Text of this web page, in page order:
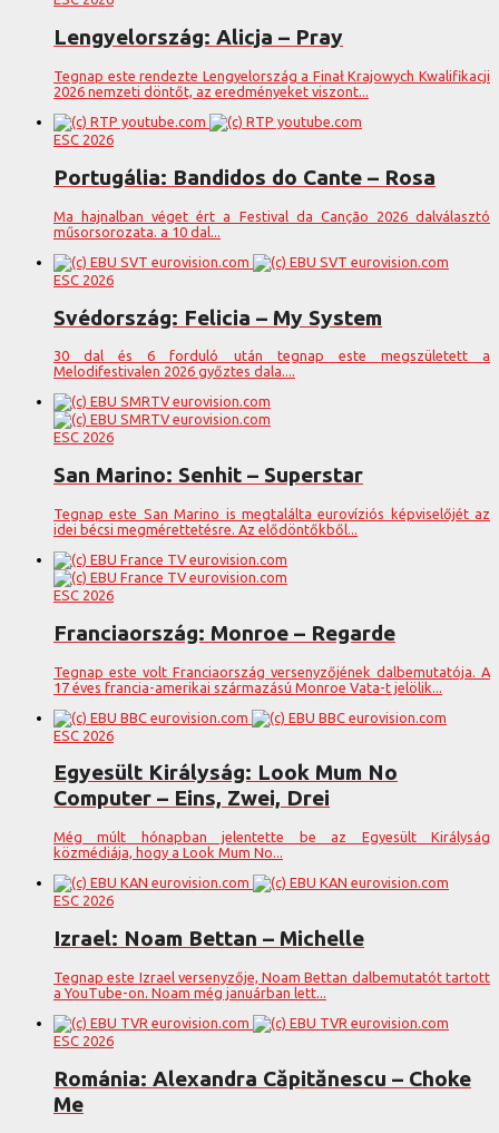
Lengyelország: Alicja – Pray
Tegnap este rendezte Lengyelország a Finał Krajowych Kwalifikacji
2026 nemzeti döntőt, az eredményeket viszont...
ESC 2026
Portugália: Bandidos do Cante – Rosa
Ma hajnalban véget ért a Festival da Canção 2026 dalválasztó
műsorsorozata. a 10 dal...
ESC 2026
Svédország: Felicia – My System
30 dal és 6 forduló után tegnap este megszületett a
Melodifestivalen 2026 győztes dala....
ESC 2026
San Marino: Senhit – Superstar
Tegnap este San Marino is megtalálta eurovíziós képviselőjét az
idei bécsi megmérettetésre. Az elődöntőkből...
ESC 2026
Franciaország: Monroe – Regarde
Tegnap este volt Franciaország versenyzőjének dalbemutatója. A
17 éves francia-amerikai származású Monroe Vata-t jelölik...
ESC 2026
Egyesült Királyság: Look Mum No
Computer – Eins, Zwei, Drei
Még múlt hónapban jelentette be az Egyesült Királyság
közmédiája, hogy a Look Mum No...
ESC 2026
Izrael: Noam Bettan – Michelle
Tegnap este Izrael versenyzője, Noam Bettan dalbemutatót tartott
a YouTube-on. Noam még januárban lett...
ESC 2026
Románia: Alexandra Căpitănescu – Choke
Me